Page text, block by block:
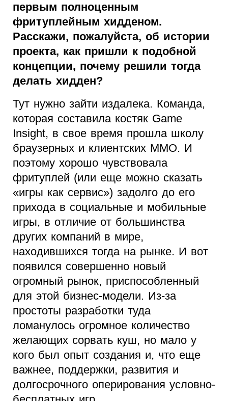
первым полноценным
фритуплейным хидденом.
Расскажи, пожалуйста, об истории
проекта, как пришли к подобной
концепции, почему решили тогда
делать хидден?
Тут нужно зайти издалека. Команда,
которая составила костяк Game
Insight, в свое время прошла школу
браузерных и клиентских ММО. И
поэтому хорошо чувствовала
фритуплей (или еще можно сказать
«игры как сервис») задолго до его
прихода в социальные и мобильные
игры, в отличие от большинства
других компаний в мире,
находившихся тогда на рынке. И вот
появился совершенно новый
огромный рынок, приспособленный
для этой бизнес-модели. Из-за
простоты разработки туда
ломанулось огромное количество
желающих сорвать куш, но мало у
кого был опыт создания и, что еще
важнее, поддержки, развития и
долгосрочного оперирования условно-